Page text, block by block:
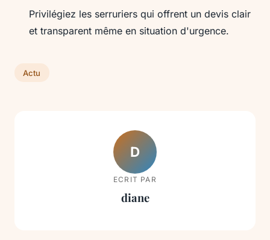
Privilégiez les serruriers qui offrent un devis clair
et transparent même en situation d'urgence.
Actu
D
ECRIT PAR
diane